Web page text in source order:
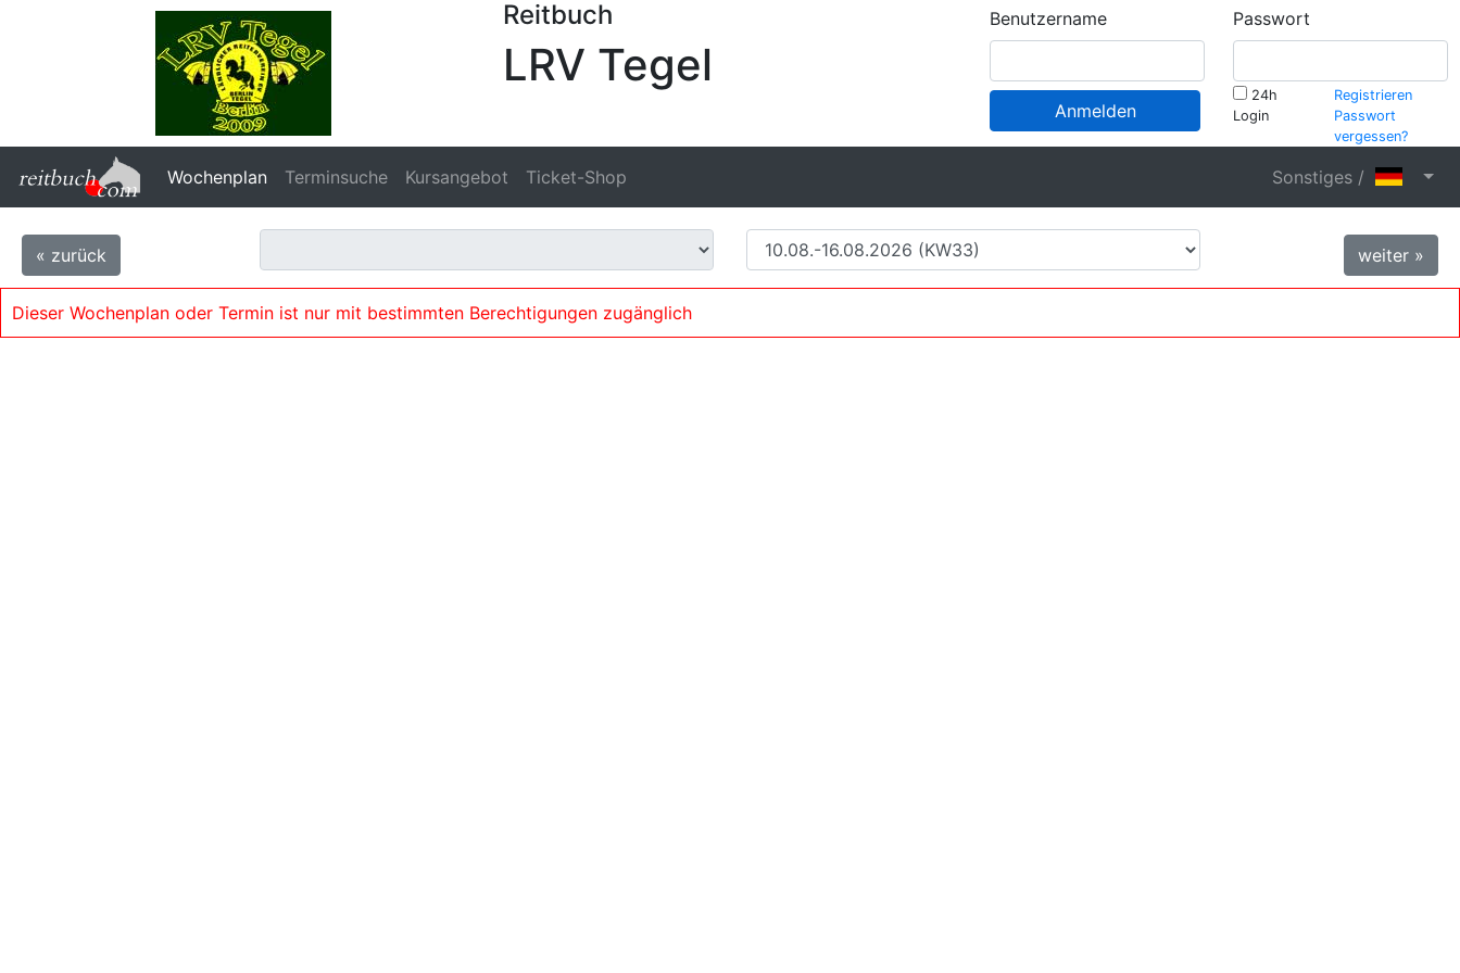
Reitbuch
LRV Tegel
Benutzername Passwort
Anmelden
24h
Login
Registrieren
Passwort
vergessen?
Wochenplan Terminsuche Kursangebot Ticket-Shop Sonstiges /
« zurück weiter »
Dieser Wochenplan oder Termin ist nur mit bestimmten Berechtigungen zugänglich